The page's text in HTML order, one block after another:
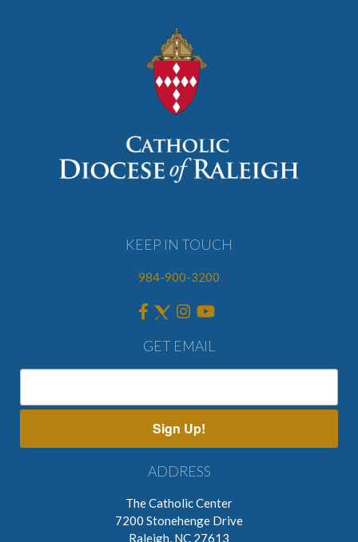
KEEP IN TOUCH
984-900-3200
GET EMAIL
Sign Up!
ADDRESS
The Catholic Center
7200 Stonehenge Drive
Raleigh, NC 27613